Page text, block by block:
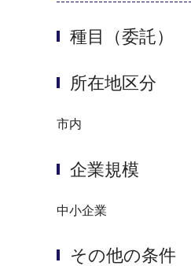
種目（委託）
所在地区分
市内
企業規模
中小企業
その他の条件